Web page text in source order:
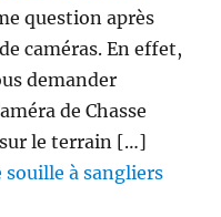
question après
caméras. En effet,
demander
de Chasse
le terrain […]
à sangliers